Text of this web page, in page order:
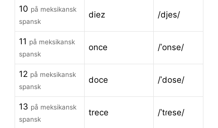
10 på meksikansk
spansk
diez /djes/
11 på meksikansk
spansk
once /ˈonse/
12 på meksikansk
spansk
doce /ˈdose/
13 på meksikansk
spansk
trece /ˈtɾese/